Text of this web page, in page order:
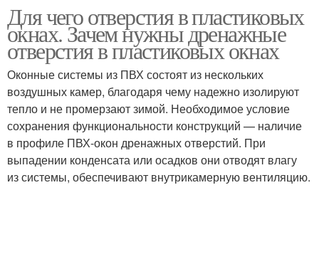
отверстия
Вентиляции в окнах
Для чего отверстия в пластиковых
окнах. Зачем нужны дренажные
отверстия в пластиковых окнах
Оконные системы из ПВХ состоят из нескольких
воздушных камер, благодаря чему надежно изолируют
тепло и не промерзают зимой. Необходимое условие
сохранения функциональности конструкций — наличие
в профиле ПВХ-окон дренажных отверстий. При
выпадении конденсата или осадков они отводят влагу
из системы, обеспечивают внутрикамерную вентиляцию.